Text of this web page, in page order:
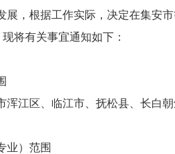
展，根据工作实际，决定在集安
现将有关事宜通知如下：
浑江区、临江市、抚松县、长白
业）范围